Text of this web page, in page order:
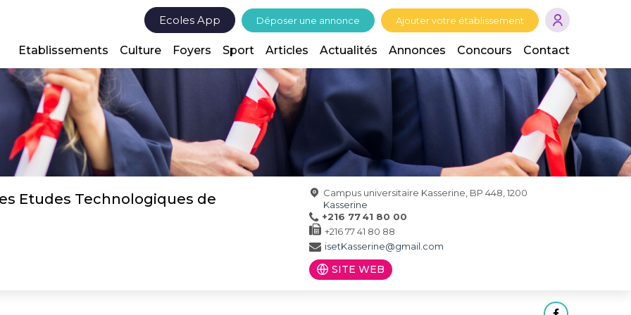
Ecoles App Déposer une annonce Ajouter votre établissement
Etablissements Culture Foyers Sport Articles Actualités Annonces Concours Contact
Etudes Technologiques de
Campus universitaire Kasserine, BP 448, 1200
Kasserine
+216 77 41 80 00
+216 77 41 80 88
isetKasserine@gmail.com
SITE WEB